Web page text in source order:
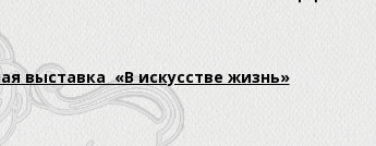
выставка «В искусстве жизнь»